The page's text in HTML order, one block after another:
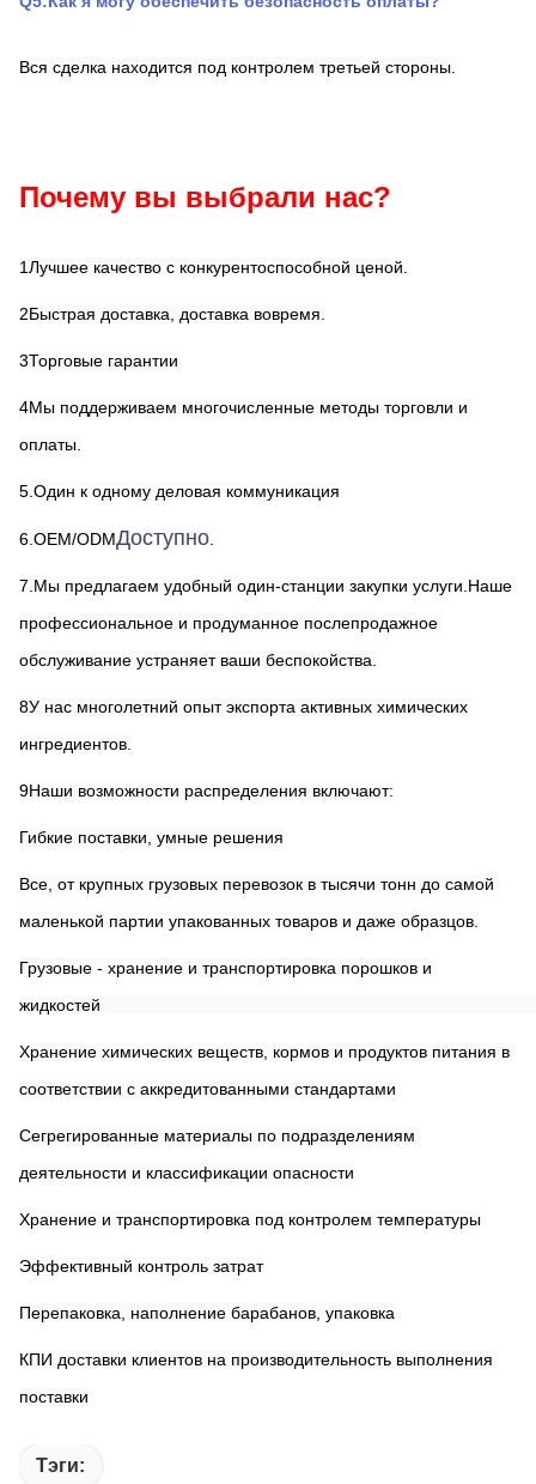
Вся сделка находится под контролем третьей стороны.
Почему вы выбрали нас?
1Лучшее качество с конкурентоспособной ценой.
2Быстрая доставка, доставка вовремя.
3Торговые гарантии
4Мы поддерживаем многочисленные методы торговли и
оплаты.
5.Один к одному деловая коммуникация
6.OEM/ODMДоступно.
7.Мы предлагаем удобный один-станции закупки услуги.Наше
профессиональное и продуманное послепродажное
обслуживание устраняет ваши беспокойства.
8У нас многолетний опыт экспорта активных химических
ингредиентов.
9Наши возможности распределения включают:
Гибкие поставки, умные решения
Все, от крупных грузовых перевозок в тысячи тонн до самой
маленькой партии упакованных товаров и даже образцов.
Грузовые - хранение и транспортировка порошков и
Хранение химических веществ, кормов и продуктов питания в
соответствии с аккредитованными стандартами
Сегрегированные материалы по подразделениям
деятельности и классификации опасности
Хранение и транспортировка под контролем температуры
Эффективный контроль затрат
Перепаковка, наполнение барабанов, упаковка
КПИ доставки клиентов на производительность выполнения
поставки
Тэги: